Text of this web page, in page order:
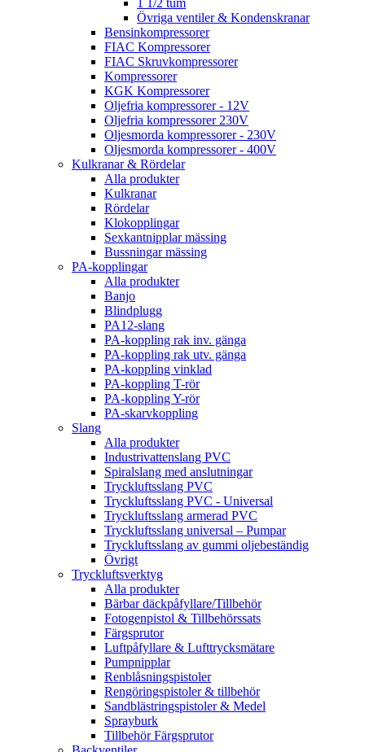
1 1/2 tum
Övriga ventiler & Kondenskranar
Bensinkompressorer
FIAC Kompressorer
FIAC Skruvkompressorer
Kompressorer
KGK Kompressorer
Oljefria kompressorer - 12V
Oljefria kompressorer 230V
Oljesmorda kompressorer - 230V
Oljesmorda kompressorer - 400V
Kulkranar & Rördelar
Alla produkter
Kulkranar
Rördelar
Klokopplingar
Sexkantnipplar mässing
Bussningar mässing
PA-kopplingar
Alla produkter
Banjo
Blindplugg
PA12-slang
PA-koppling rak inv. gänga
PA-koppling rak utv. gänga
PA-koppling vinklad
PA-koppling T-rör
PA-koppling Y-rör
PA-skarvkoppling
Slang
Alla produkter
Industrivattenslang PVC
Spiralslang med anslutningar
Tryckluftsslang PVC
Tryckluftsslang PVC - Universal
Tryckluftsslang armerad PVC
Tryckluftsslang universal – Pumpar
Tryckluftsslang av gummi oljebeständig
Övrigt
Tryckluftsverktyg
Alla produkter
Bärbar däckpåfyllare/Tillbehör
Fotogenpistol & Tillbehörssats
Färgsprutor
Luftpåfyllare & Lufttrycksmätare
Pumpnipplar
Renblåsningspistoler
Rengöringspistoler & tillbehör
Sandblästringspistoler & Medel
Sprayburk
Tillbehör Färgsprutor